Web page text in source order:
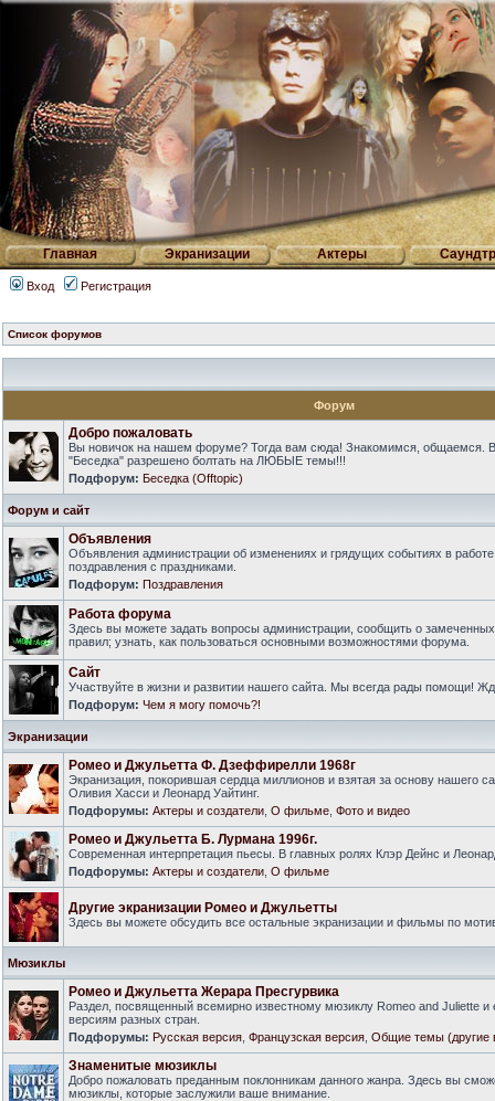
Главная Экранизации Актеры
Вход Регистрация
Список форумов
Форум
Добро пожаловать
Вы новичок на нашем форуме? Тогда вам сюда! Знакомимся, общаемся.
"Беседка" разрешено болтать на ЛЮБЫЕ темы!!!
Подфорум: Беседка (Offtopic)
Форум и сайт
Объявления
Объявления администрации об изменениях и грядущих событиях в
поздравления с праздниками.
Подфорум: Поздравления
Работа форума
Здесь вы можете задать вопросы администрации, сообщить о
правил; узнать, как пользоваться основными возможностями форума.
Сайт
Участвуйте в жизни и развитии нашего сайта. Мы всегда рады помощи!
Подфорум: Чем я могу помочь?!
Экранизации
Ромео и Джульетта Ф. Дзеффирелли 1968г
Экранизация, покорившая сердца миллионов и взятая за основу нашего
Оливия Хасси и Леонард Уайтинг.
Подфорумы: Актеры и создатели О фильме Фото и видео
Ромео и Джульетта Б. Лурмана 1996г.
Современная интерпретация пьесы. В главных ролях Клэр Дейнс и
Подфорумы: Актеры и создатели О фильме
Другие экранизации Ромео и Джульетты
Здесь вы можете обсудить все остальные экранизации и фильмы по
Мюзиклы
Ромео и Джульетта Жерара Пресгурвика
Раздел, посвященный всемирно известному мюзиклу Romeo and Juliette и
версиям разных стран.
Подфорумы: Русская версия Французская версия Общие темы (другие
Знаменитые мюзиклы
Добро пожаловать преданным поклонникам данного жанра. Здесь вы
мюзиклы, которые заслужили ваше внимание.